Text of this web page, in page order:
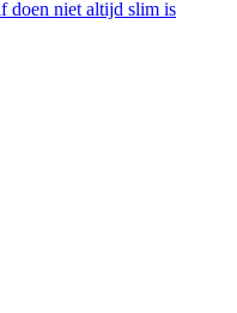
doen niet altijd slim is